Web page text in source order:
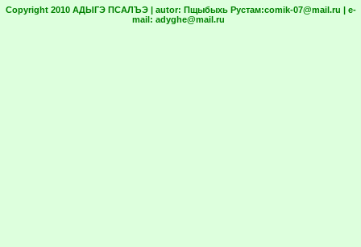
Copyright 2010 АДЫГЭ ПСАЛЪЭ | autor: Пщыбыхь Рустам:comik-07@mail.ru | e-
mail: adyghe@mail.ru